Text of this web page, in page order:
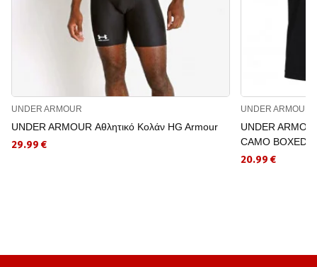
UNDER ARMOUR
UNDER ARMOUR Αθλητικό Κολάν HG Armour
29.99 €
UNDER ARMOUR
UNDER
CAMO BOXED
20.99 €